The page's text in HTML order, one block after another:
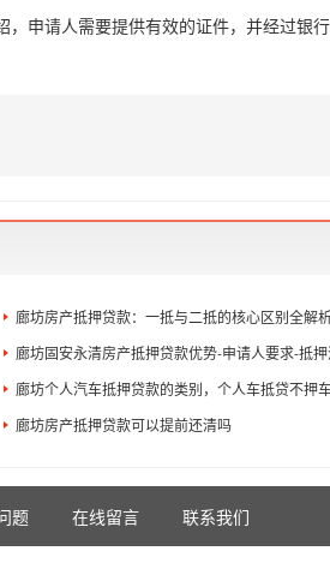
申请人需要提供有效的证件，并经过银
廊坊房产抵押贷款：一抵与二抵的核心区别全解
廊坊固安永清房产抵押贷款优势-申请人要求-抵押
廊坊个人汽车抵押贷款的类别，个人车抵贷不押
廊坊房产抵押贷款可以提前还清吗
题 在线留言 联系我们